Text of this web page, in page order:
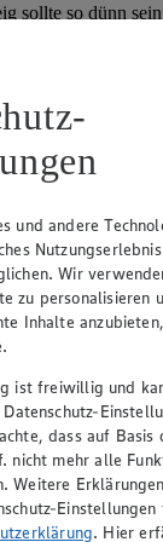
sollte so dünn
Siebkelle
abtropfen lassen.
durchschnittlichen
(19 %)
und andere
Wir
zu personalisieren
Inhalte
ist freiwillig und
dass auf Basis
nicht mehr alle
Weitere
. Hier